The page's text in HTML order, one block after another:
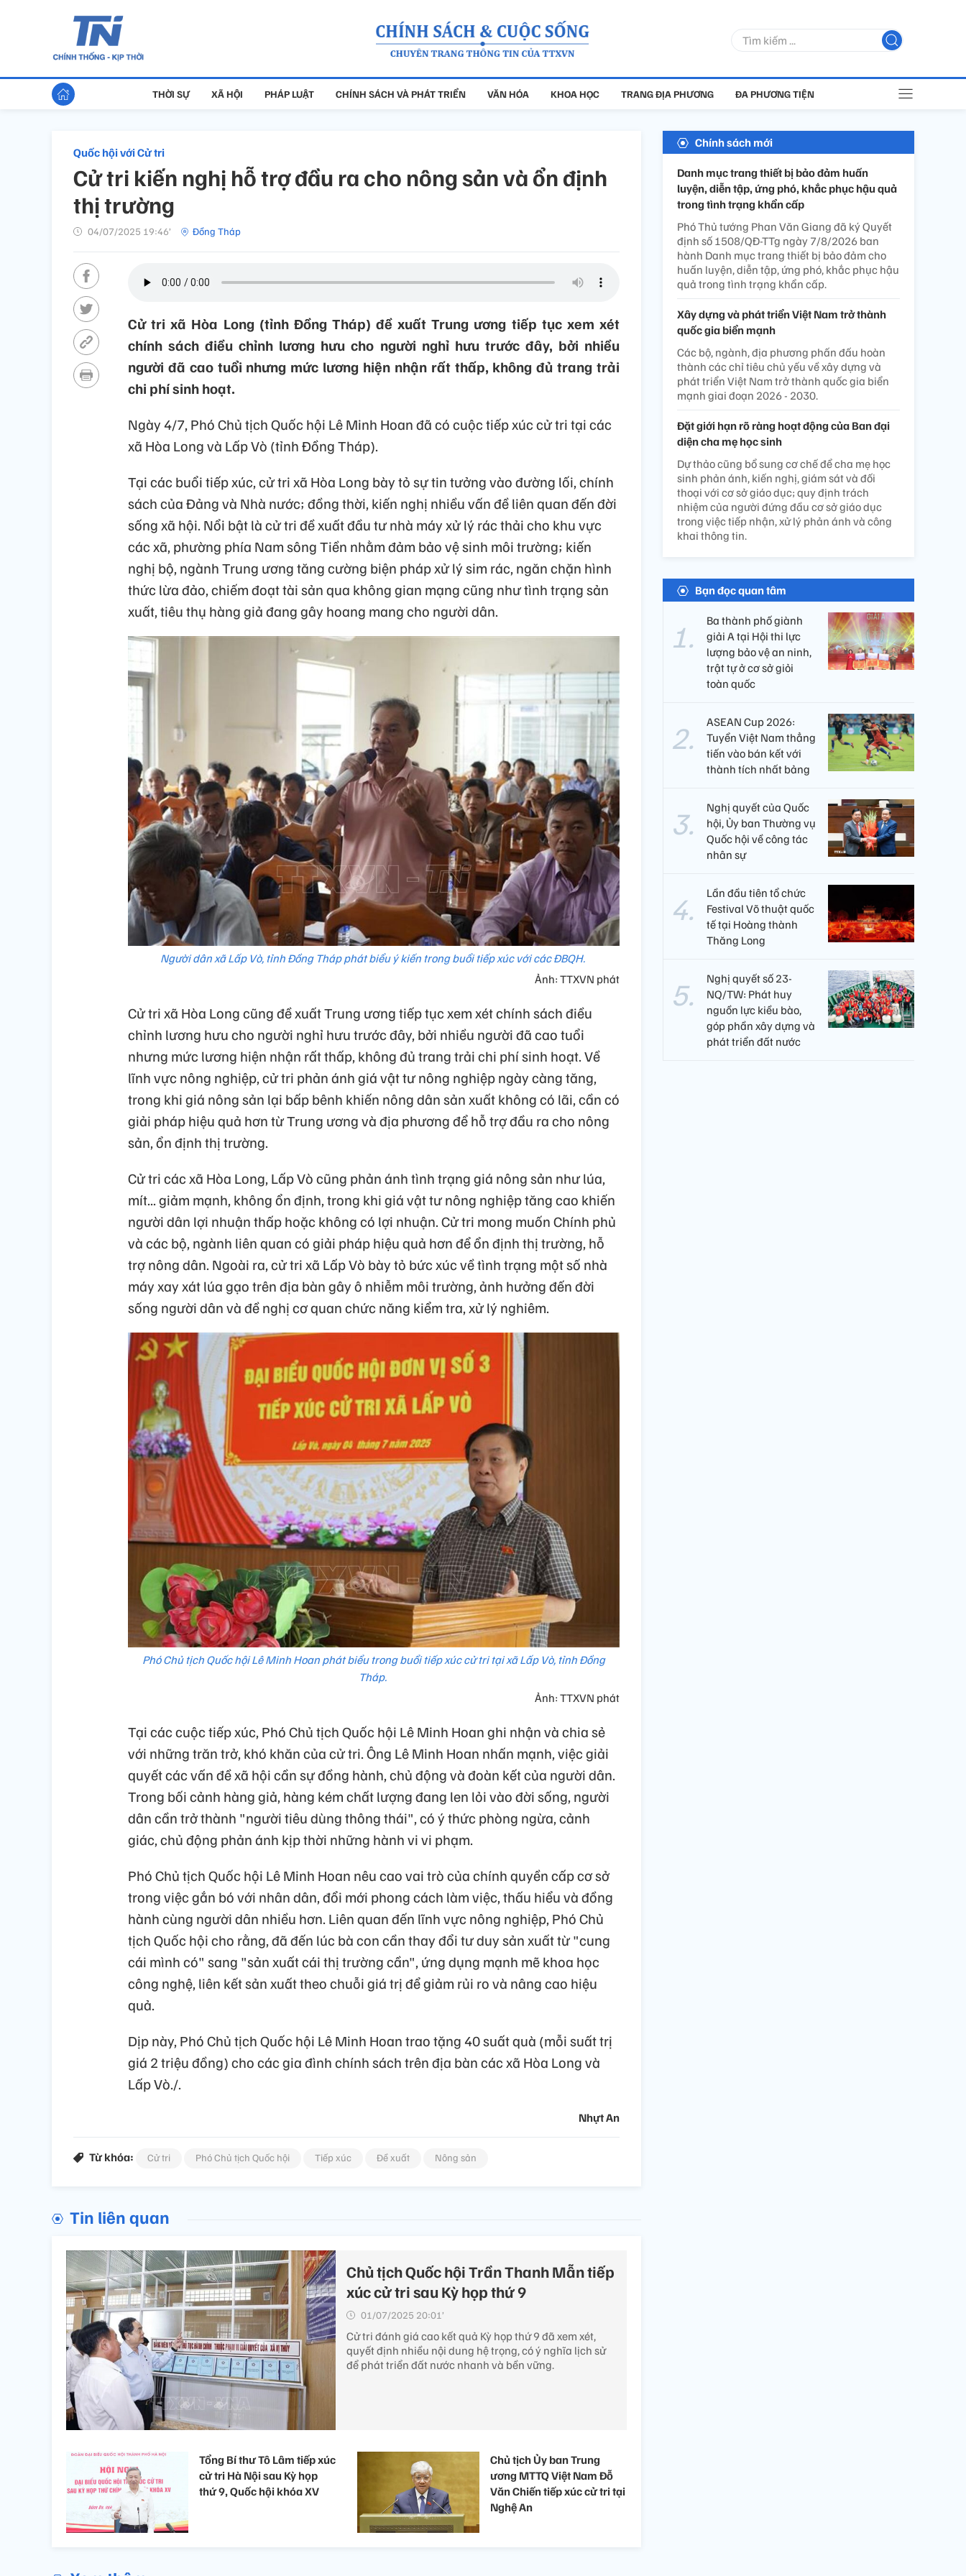
THỜI SỰ XÃ HỘI PHÁP LUẬT CHÍNH SÁCH VÀ PHÁT TRIỂN VĂN HÓA KHOA HỌC TRANG ĐỊA PHƯƠNG ĐA PHƯƠNG TIỆN
Quốc hội với Cử tri
Cử tri kiến nghị hỗ trợ đầu ra cho nông sản và ổn định
thị trường
04/07/2025 19:46’ Đồng Tháp
Cử tri xã Hòa Long (tỉnh Đồng Tháp) đề xuất Trung ương tiếp tục xem xét
chính sách điều chỉnh lương hưu cho người nghỉ hưu trước đây, bởi nhiều
người đã cao tuổi nhưng mức lương hiện nhận rất thấp, không đủ trang trải
chi phí sinh hoạt.
Ngày 4/7, Phó Chủ tịch Quốc hội Lê Minh Hoan đã có cuộc tiếp xúc cử tri tại các
xã Hòa Long và Lấp Vò (tỉnh Đồng Tháp).
Tại các buổi tiếp xúc, cử tri xã Hòa Long bày tỏ sự tin tưởng vào đường lối, chính
sách của Đảng và Nhà nước; đồng thời, kiến nghị nhiều vấn đề liên quan đến đời
sống xã hội. Nổi bật là cử tri đề xuất đầu tư nhà máy xử lý rác thải cho khu vực
các xã, phường phía Nam sông Tiền nhằm đảm bảo vệ sinh môi trường; kiến
nghị bộ, ngành Trung ương tăng cường biện pháp xử lý sim rác, ngăn chặn hình
thức lừa đảo, chiếm đoạt tài sản qua không gian mạng cũng như tình trạng sản
xuất, tiêu thụ hàng giả đang gây hoang mang cho người dân.
Người dân xã Lấp Vò, tỉnh Đồng Tháp phát biểu ý kiến trong buổi tiếp xúc với các ĐBQH.
Ảnh: TTXVN phát
Cử tri xã Hòa Long cũng đề xuất Trung ương tiếp tục xem xét chính sách điều
chỉnh lương hưu cho người nghỉ hưu trước đây, bởi nhiều người đã cao tuổi
nhưng mức lương hiện nhận rất thấp, không đủ trang trải chi phí sinh hoạt. Về
lĩnh vực nông nghiệp, cử tri phản ánh giá vật tư nông nghiệp ngày càng tăng,
trong khi giá nông sản lại bấp bênh khiến nông dân sản xuất không có lãi, cần có
giải pháp hiệu quả hơn từ Trung ương và địa phương để hỗ trợ đầu ra cho nông
sản, ổn định thị trường.
Cử tri các xã Hòa Long, Lấp Vò cũng phản ánh tình trạng giá nông sản như lúa,
mít... giảm mạnh, không ổn định, trong khi giá vật tư nông nghiệp tăng cao khiến
người dân lợi nhuận thấp hoặc không có lợi nhuận. Cử tri mong muốn Chính phủ
và các bộ, ngành liên quan có giải pháp hiệu quả hơn để ổn định thị trường, hỗ
trợ nông dân. Ngoài ra, cử tri xã Lấp Vò bày tỏ bức xúc về tình trạng một số nhà
máy xay xát lúa gạo trên địa bàn gây ô nhiễm môi trường, ảnh hưởng đến đời
sống người dân và đề nghị cơ quan chức năng kiểm tra, xử lý nghiêm.
Phó Chủ tịch Quốc hội Lê Minh Hoan phát biểu trong buổi tiếp xúc cử tri tại xã Lấp Vò, tỉnh Đồng
Tháp.
Ảnh: TTXVN phát
Tại các cuộc tiếp xúc, Phó Chủ tịch Quốc hội Lê Minh Hoan ghi nhận và chia sẻ
với những trăn trở, khó khăn của cử tri. Ông Lê Minh Hoan nhấn mạnh, việc giải
quyết các vấn đề xã hội cần sự đồng hành, chủ động và đoàn kết của người dân.
Trong bối cảnh hàng giả, hàng kém chất lượng đang len lỏi vào đời sống, người
dân cần trở thành "người tiêu dùng thông thái", có ý thức phòng ngừa, cảnh
giác, chủ động phản ánh kịp thời những hành vi vi phạm.
Phó Chủ tịch Quốc hội Lê Minh Hoan nêu cao vai trò của chính quyền cấp cơ sở
trong việc gắn bó với nhân dân, đổi mới phong cách làm việc, thấu hiểu và đồng
hành cùng người dân nhiều hơn. Liên quan đến lĩnh vực nông nghiệp, Phó Chủ
tịch Quốc hội cho rằng, đã đến lúc bà con cần thay đổi tư duy sản xuất từ "cung
cái mình có" sang "sản xuất cái thị trường cần", ứng dụng mạnh mẽ khoa học
công nghệ, liên kết sản xuất theo chuỗi giá trị để giảm rủi ro và nâng cao hiệu
quả.
Dịp này, Phó Chủ tịch Quốc hội Lê Minh Hoan trao tặng 40 suất quà (mỗi suất trị
giá 2 triệu đồng) cho các gia đình chính sách trên địa bàn các xã Hòa Long và
Lấp Vò./.
Nhựt An
Từ khóa: Cử tri Phó Chủ tịch Quốc hội Tiếp xúc Đề xuất Nông sản
Tin liên quan
Chủ tịch Quốc hội Trần Thanh Mẫn tiếp
xúc cử tri sau Kỳ họp thứ 9
01/07/2025 20:01’
Cử tri đánh giá cao kết quả Kỳ họp thứ 9 đã xem xét,
quyết định nhiều nội dung hệ trọng, có ý nghĩa lịch sử
để phát triển đất nước nhanh và bền vững.
Tổng Bí thư Tô Lâm tiếp xúc
cử tri Hà Nội sau Kỳ họp
thứ 9, Quốc hội khóa XV
Chủ tịch Ủy ban Trung
ương MTTQ Việt Nam Đỗ
Văn Chiến tiếp xúc cử tri tại
Nghệ An
Chính sách mới
Danh mục trang thiết bị bảo đảm huấn
luyện, diễn tập, ứng phó, khắc phục hậu quả
trong tình trạng khẩn cấp
Phó Thủ tướng Phan Văn Giang đã ký Quyết
định số 1508/QĐ-TTg ngày 7/8/2026 ban
hành Danh mục trang thiết bị bảo đảm cho
huấn luyện, diễn tập, ứng phó, khắc phục hậu
quả trong tình trạng khẩn cấp.
Xây dựng và phát triển Việt Nam trở thành
quốc gia biển mạnh
Các bộ, ngành, địa phương phấn đấu hoàn
thành các chỉ tiêu chủ yếu về xây dựng và
phát triển Việt Nam trở thành quốc gia biển
mạnh giai đoạn 2026 - 2030.
Đặt giới hạn rõ ràng hoạt động của Ban đại
diện cha mẹ học sinh
Dự thảo cũng bổ sung cơ chế để cha mẹ học
sinh phản ánh, kiến nghị, giám sát và đối
thoại với cơ sở giáo dục; quy định trách
nhiệm của người đứng đầu cơ sở giáo dục
trong việc tiếp nhận, xử lý phản ánh và công
khai thông tin.
Bạn đọc quan tâm
Ba thành phố giành
giải A tại Hội thi lực
lượng bảo vệ an ninh,
trật tự ở cơ sở giỏi
toàn quốc
ASEAN Cup 2026:
Tuyển Việt Nam thẳng
tiến vào bán kết với
thành tích nhất bảng
Nghị quyết của Quốc
hội, Ủy ban Thường vụ
Quốc hội về công tác
nhân sự
Lần đầu tiên tổ chức
Festival Võ thuật quốc
tế tại Hoàng thành
Thăng Long
Nghị quyết số 23-
NQ/TW: Phát huy
nguồn lực kiều bào,
góp phần xây dựng và
phát triển đất nước